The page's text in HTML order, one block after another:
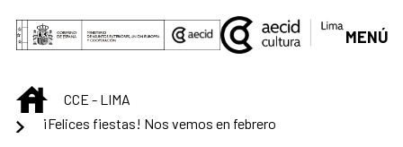
Saltar al contenido principal
MENÚ
INICIOCCE - LIMA
¡Felices fiestas! Nos vemos en febrero